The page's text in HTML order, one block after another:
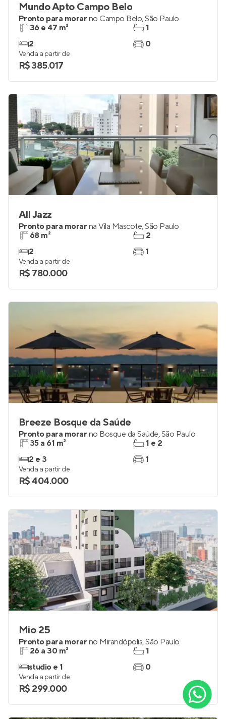
Mundo Apto Campo Belo
Pronto para morar no Campo Belo,São Paulo
36 e 47 m²
2
1
0
Venda a partir de
R$ 385.017
All Jazz
Pronto para morar na Vila Mascote,São Paulo
68 m²
2
2
1
Venda a partir de
R$ 780.000
Breeze Bosque da Saúde
Pronto para morar no Bosque da Saúde,São Paulo
35 a 61 m²
2 e 3
1 e 2
1
Venda a partir de
R$ 404.000
Mio 25
Pronto para morar no Mirandópolis,São Paulo
26 a 30 m²
studio e 1
1
0
Venda a partir de
R$ 299.000